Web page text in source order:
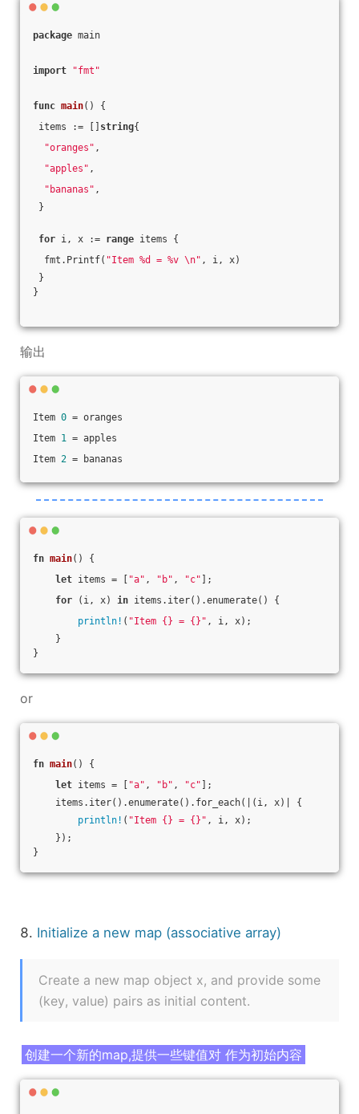
package main
import "fmt"
func main()
{
items := [] string{
"oranges" ,
"apples" ,
"bananas" ,
}
for i, x := range items {
fmt.Printf( "Item %d = %v \n" , i, x)
}
}
输出
Item 0 = oranges
Item 1 = apples
Item 2 = bananas
fn main() {
let items = [ "a" , "b" , "c" ];
for (i, x) in items.iter().enumerate() {
println! ( "Item {} = {}" , i, x);
}
}
or
fn main() {
let items = [ "a" , "b" , "c" ];
items.iter().enumerate().for_each(|(i, x)| {
println! ( "Item {} = {}" , i, x);
});
}
8. Initialize a new map (associative array)
Create a new map object x, and provide some
(key, value) pairs as initial content.
创建一个新的map,提供一些键值对 作为初始内容